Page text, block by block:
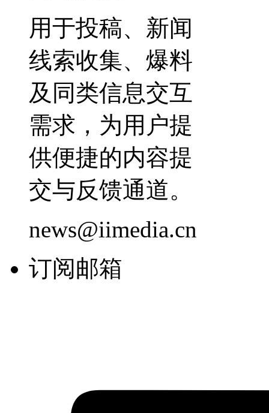
用于投稿、新闻
线索收集、爆料
及同类信息交互
需求，为用户提
供便捷的内容提
交与反馈通道。
news@iimedia.cn
订阅邮箱